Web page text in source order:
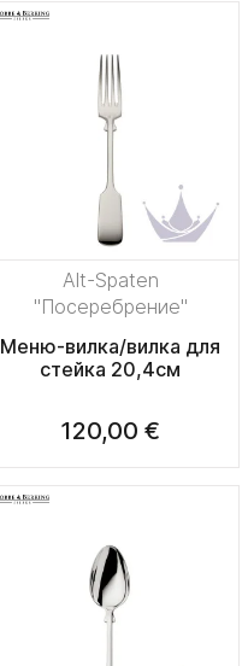
Alt-Spaten
"Посеребрение"
Меню-вилка/вилка для
стейка 20,4см
120,00 €